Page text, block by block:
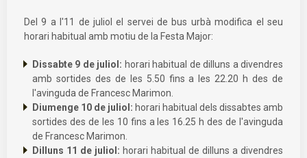
Del 9 a l'11 de juliol el servei de bus urbà modifica el seu
horari habitual amb motiu de la Festa Major:
Dissabte 9 de juliol: horari habitual de dilluns a divendres
amb sortides des de les 5.50 fins a les 22.20 h des de
l'avinguda de Francesc Marimon.
Diumenge 10 de juliol: horari habitual dels dissabtes amb
sortides des de les 10 fins a les 16.25 h des de l'avinguda
de Francesc Marimon.
Dilluns 11 de juliol: horari habitual de dilluns a divendres